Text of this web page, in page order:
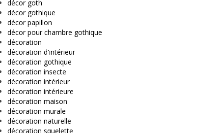
décor goth
décor gothique
décor papillon
décor pour chambre gothique
décoration
décoration d'intérieur
décoration gothique
décoration insecte
décoration intérieur
décoration intérieure
décoration maison
décoration murale
décoration naturelle
décoration squelette